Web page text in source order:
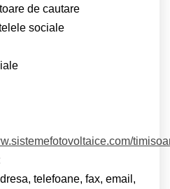
de cautare
sociale
telefoane, fax, email,